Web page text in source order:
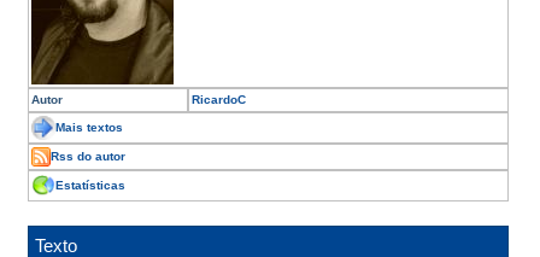
Autor RicardoC
Mais textos
Rss do autor
Estatísticas
Texto